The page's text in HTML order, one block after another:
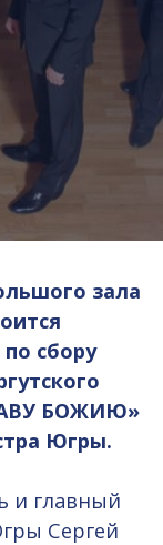
зала
сбору
БОЖИЮ»
Югры.
и главный
Сергей